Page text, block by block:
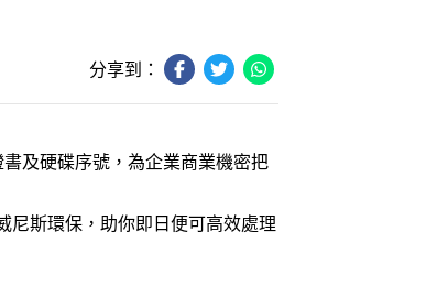
分享到：
及硬碟序號，為企業商業機密把
尼斯環保，助你即日便可高效處理